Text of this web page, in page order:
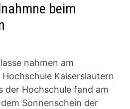
beim
nahmen am
Kaiserslautern
der Hochschule fand am
Sonnenschein der